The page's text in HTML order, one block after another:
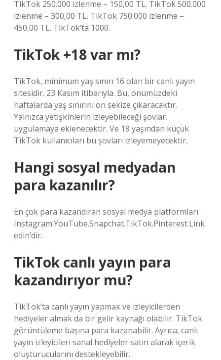
TikTok 250.000 izlenme – 150,00 TL. TikTok 500.000
izlenme – 300,00 TL. TikTok 750.000 izlenme –
450,00 TL. TikTok’ta 1000.
TikTok +18 var mı?
TikTok, minimum yaş sınırı 16 olan bir canlı yayın
sitesidir. 23 Kasım itibarıyla. Bu, önümüzdeki
haftalarda yaş sınırını on sekize çıkaracaktır.
Yalnızca yetişkinlerin izleyebileceği şovlar.
uygulamaya eklenecektir. Ve 18 yaşından küçük
TikTok kullanıcıları bu şovları izleyemeyecektir.
Hangi sosyal medyadan
para kazanılır?
En çok para kazandıran sosyal medya platformları
Instagram.YouTube.Snapchat.TikTok.Pinterest.Link
edin’dir.
TikTok canlı yayın para
kazandırıyor mu?
TikTok’ta canlı yayın yapmak ve izleyicilerden
hediyeler almak da bir gelir kaynağı olabilir. TikTok
görüntüleme başına para kazanabilir. Ayrıca, canlı
yayın izleyicileri sanal hediyeler satın alarak içerik
oluşturucularını destekleyebilir.